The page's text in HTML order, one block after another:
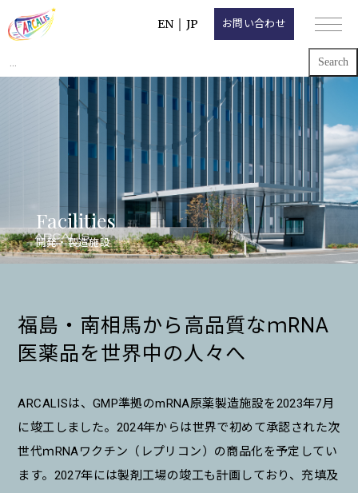
EN JP お問い合わせ
for:
Facilities
開発・製造施設
福島・南相馬から 高品質なｍRNA
医薬品を世界中の人々へ
ARCALISは、GMP準拠のmRNA原薬製造施設を2023年7月
に竣工しました。2024年からは世界で初めて承認された次
世代ｍRNAワクチン（レプリコン）の商品化を予定してい
ます。2027年には製剤工場の竣工も計画しており、充填及